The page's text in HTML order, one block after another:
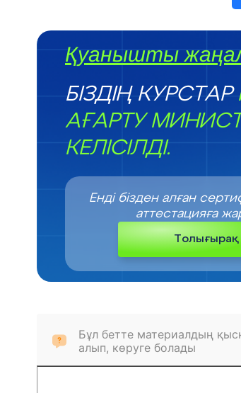
Қуанышты
БІЗДІҢ КУРСТАР
АҒАРТУ
КЕЛІСІЛДІ.
Енді бізден алған
аттестацияға
Толығырақ
Бұл бетте материалдың
алып, көруге болады